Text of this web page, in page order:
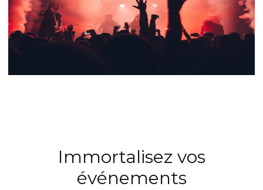
Immortalisez vos
événements